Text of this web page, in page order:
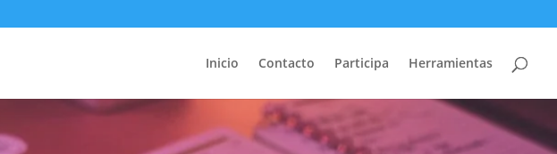
Inicio Contacto Participa Herramientas